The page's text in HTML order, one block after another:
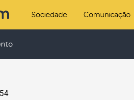
Sociedade Comunicação